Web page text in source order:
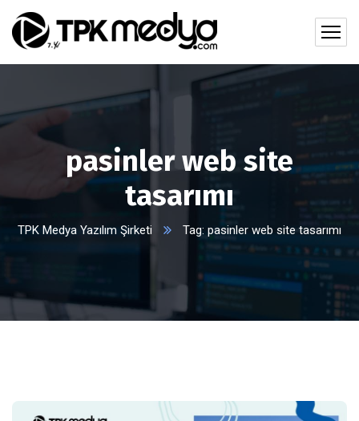
pasinler web site
tasarımı
TPK Medya Yazılım Şirketi Tag: pasinler web site tasarımı